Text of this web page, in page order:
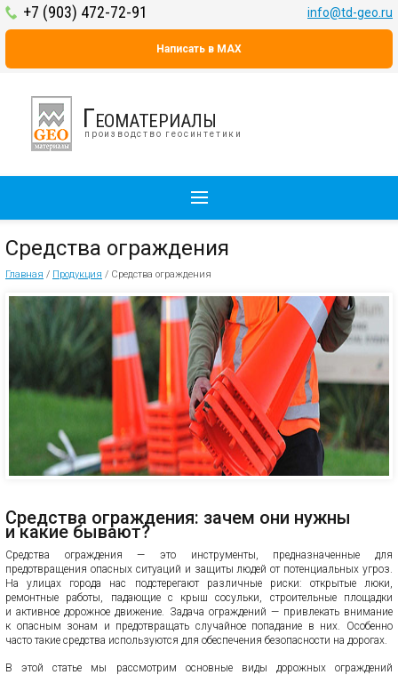
+7 (903) 472-72-91 info@td-geo.ru
Написать в MAX
Геоматериалы
производство геосинтетики
Средства ограждения
Главная / Продукция / Средства ограждения
Средства ограждения: зачем они нужны
и какие бывают?
Средства ограждения — это инструменты, предназначенные для
предотвращения опасных ситуаций и защиты людей от потенциальных угроз.
На улицах города нас подстерегают различные риски: открытые люки,
ремонтные работы, падающие с крыш сосульки, строительные площадки
и активное дорожное движение. Задача ограждений — привлекать внимание
к опасным зонам и предотвращать случайное попадание в них. Особенно
часто такие средства используются для обеспечения безопасности на дорогах.
В этой статье мы рассмотрим основные виды дорожных ограждений